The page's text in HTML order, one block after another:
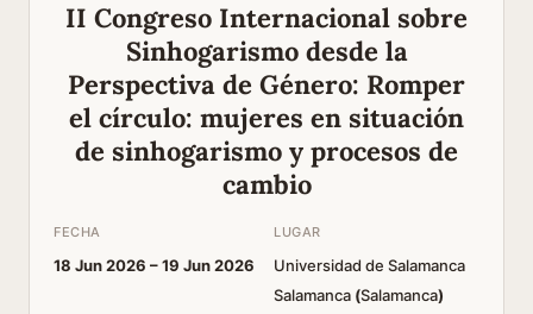
II Congreso Internacional sobre
Sinhogarismo desde la
Perspectiva de Género: Romper
el círculo: mujeres en situación
de sinhogarismo y procesos de
cambio
FECHA
18 Jun 2026 –19 Jun 2026
LUGAR
Universidad de Salamanca
Salamanca (Salamanca)